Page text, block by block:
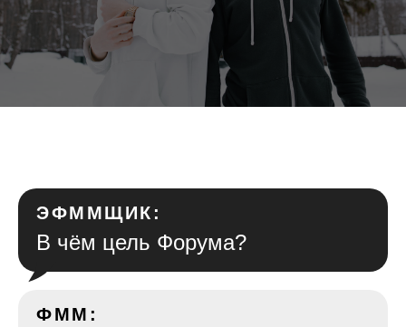
ЭФММЩИК:
В чём цель Форума?
ФММ: